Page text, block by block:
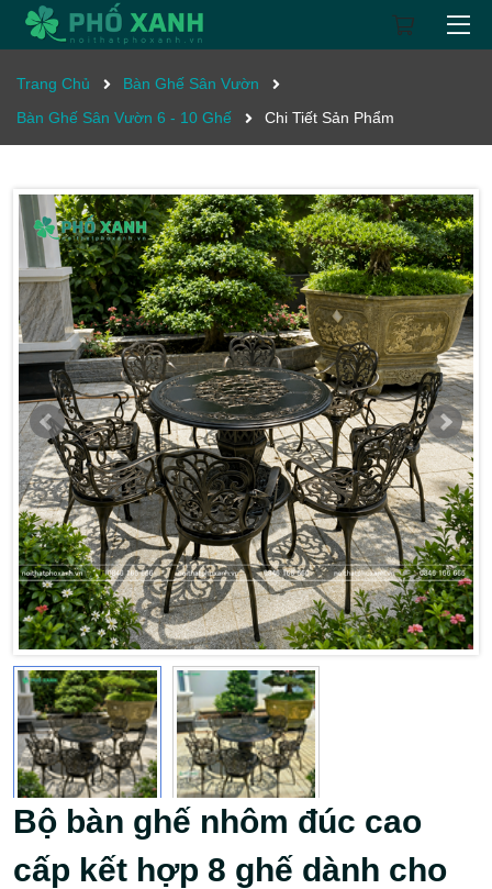
Trang Chủ
Bàn Ghế Sân Vườn
Bàn Ghế Sân Vườn 6 - 10 Ghế
Chi Tiết Sản Phẩm
Bộ bàn ghế nhôm đúc cao
cấp kết hợp 8 ghế dành cho